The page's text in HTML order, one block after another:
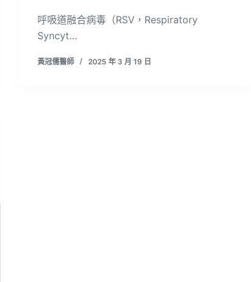
呼吸道融合病毒（RSV，Respiratory
Syncyt…
黃冠儒醫師 2025 年 3 月 19 日